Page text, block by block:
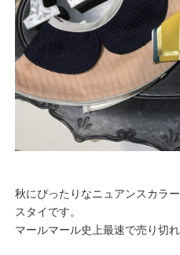
秋にぴったりなニュアンスカラ
スタイです。
マールマール史上最速で売り切れ